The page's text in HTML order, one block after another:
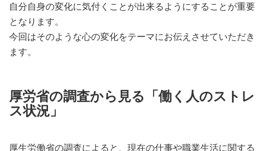
自分自身の変化に気付くことが出来るようにすることが重要
となります。
今回はそのような心の変化をテーマにお伝えさせていただき
ます。
厚労省の調査から見る「働く人のストレ
ス状況」
厚生労働省の調査によると、現在の仕事や職業生活に関する